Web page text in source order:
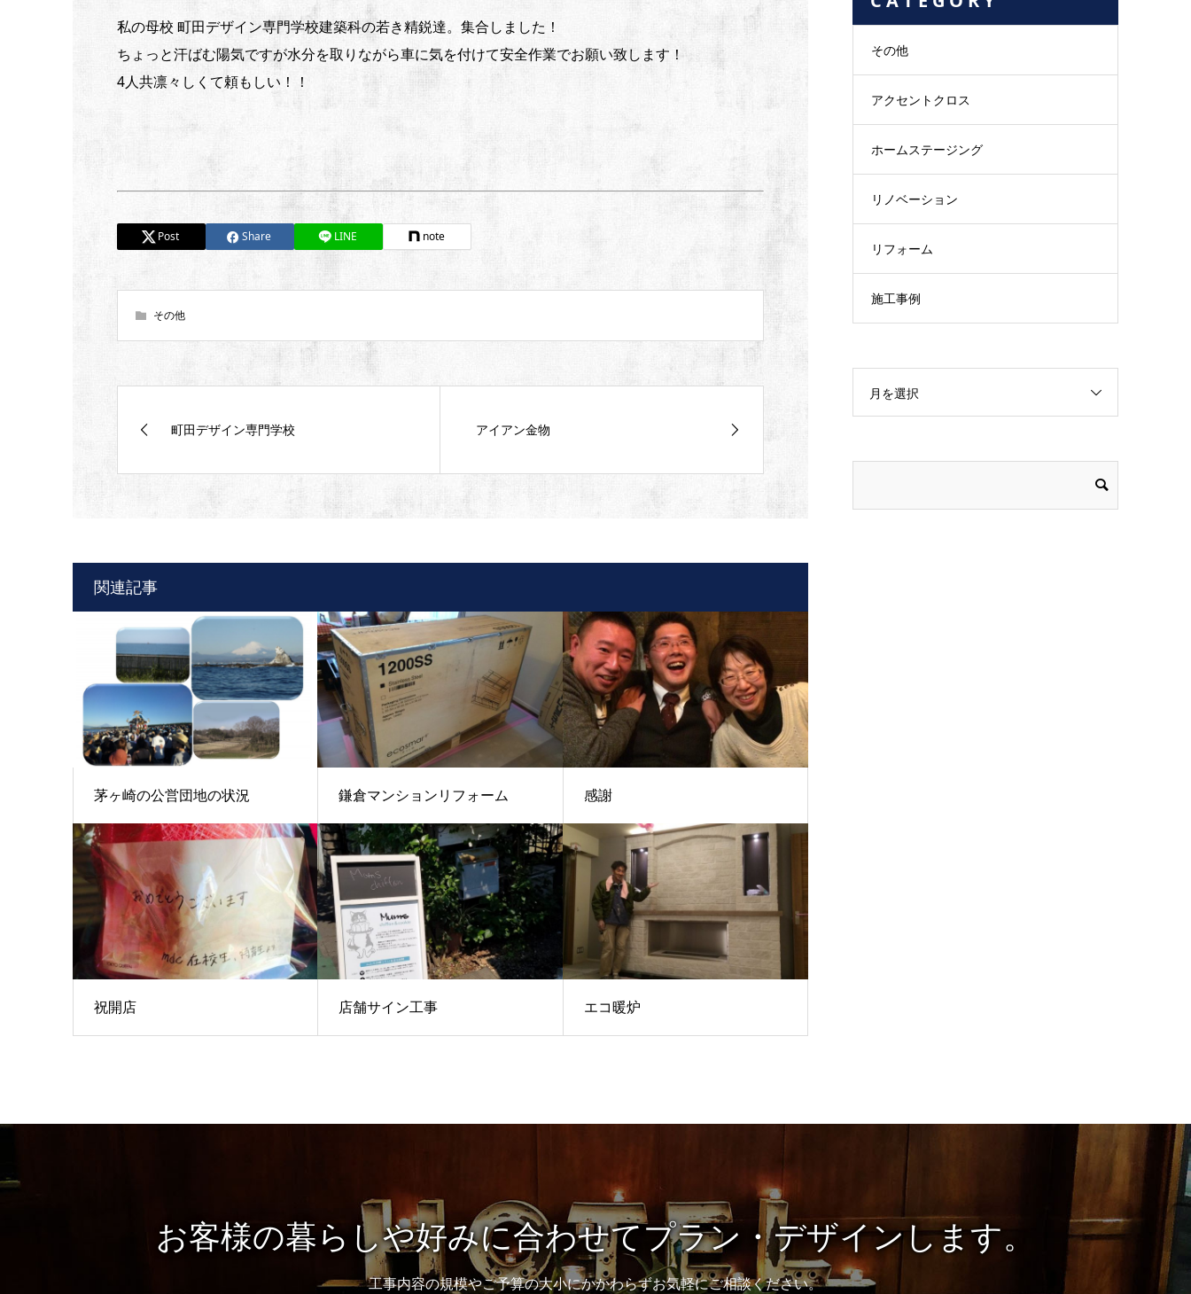
私の母校 町田デザイン専門学校建築科の若き精鋭達。集合しました！
ちょっと汗ばむ陽気ですが水分を取りながら車に気を付けて安全作業でお願い致します！
4人共凛々しくて頼もしい！！
Post Share LINE note
その他
町田デザイン専門学校 アイアン金物
関連記事
茅ヶ崎の公営団地の状況 鎌倉マンションリフォーム 感謝
祝開店 店舗サイン工事 エコ暖炉
その他
アクセントクロス
ホームステージング
リノベーション
リフォーム
施工事例
月を選択
お客様の暮らしや好みに合わせて プラン・デザインします。
工事内容の規模やご予算の大小にかかわらずお気軽にご相談ください。